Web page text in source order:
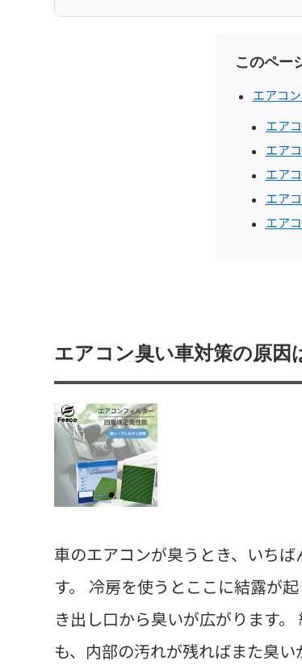
このペー
エアコ
エア
エア
エア
エア
エア
エアコン臭い車対策の原
車のエアコンが臭うとき、いち
す。 冷房を使うとここに結露が
き出し口から臭いが広がります
も、内部の汚れが残ればまた臭